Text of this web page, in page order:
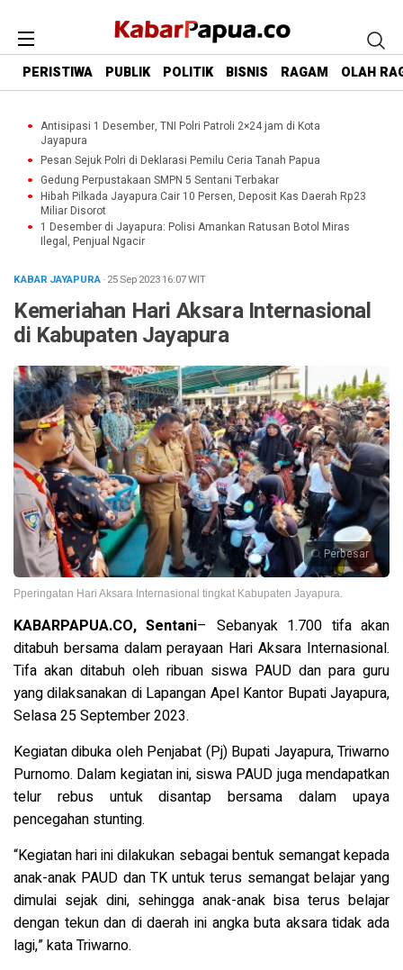
PERISTIWA PUBLIK POLITIK BISNIS RAGAM OLAH
Antisipasi 1 Desember, TNI Polri Patroli 2×24 jam di Kota
Jayapura
Pesan Sejuk Polri di Deklarasi Pemilu Ceria Tanah Papua
Gedung Perpustakaan SMPN 5 Sentani Terbakar
Hibah Pilkada Jayapura Cair 10 Persen, Deposit Kas Daerah Rp23
Miliar Disorot
1 Desember di Jayapura: Polisi Amankan Ratusan Botol Miras
Ilegal, Penjual Ngacir
KABAR JAYAPURA· 25 Sep 202316:07WIT
Kemeriahan Hari Aksara Internasional
di Kabupaten Jayapura
Perbesar
Pperingatan Hari Aksara Internasional tingkat Kabupaten Jayapura.
KABARPAPUA.CO, Sentani– Sebanyak 1.700 tifa akan
ditabuh bersama dalam perayaan Hari Aksara Internasional.
Tifa akan ditabuh oleh ribuan siswa PAUD dan para guru
yang dilaksanakan di Lapangan Apel Kantor Bupati Jayapura,
Selasa 25 September 2023.
Kegiatan dibuka oleh Penjabat (Pj) Bupati Jayapura, Triwarno
Purnomo. Dalam kegiatan ini, siswa PAUD juga mendapatkan
telur rebus untuk disantap bersama dalam upaya
pencegahan stunting.
“Kegiatan hari ini dilakukan sebagai bentuk semangat kepada
anak-anak PAUD dan TK untuk terus semangat belajar yang
dimulai sejak dini, sehingga anak-anak bisa terus belajar
dengan tekun dan di daerah ini angka buta aksara tidak ada
lagi,” kata Triwarno.